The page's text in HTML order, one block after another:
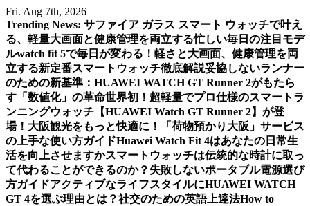
Skip
to
content
Fri. Aug 7th, 2026
Trending News: サファイア ガラス スマート ウォッチで叶え
る、軽量大画面と健康管理を両立する忙しい毎日の注目モデ
ルwatch fit 5で毎日が変わる！軽さと大画面、健康管理を両
立する新定番スマートウォッチ徹底解説妥協しないランナー
のための新基準：HUAWEI WATCH GT Runner 2がもたら
す「数値化」の革命世界初！超軽量でプロ仕様のスマートラ
ンニングウォッチ【HUAWEI Watch GT Runner 2】が登
場！ 大阪観光をもっと快適に！「荷物預かり大阪」サービス
の上手な使い方ガイドHuawei Watch Fit 4はあなたの日常生
活を向上させますかスマートウォッチは伝統的な時計に取っ
て代わることができるのか？ 失敗しないポータブル電源選び
方ガイドアクティブなライフスタイルにHUAWEI WATCH
GT 4を選ぶ理由とは？社交のための英語上達法How to